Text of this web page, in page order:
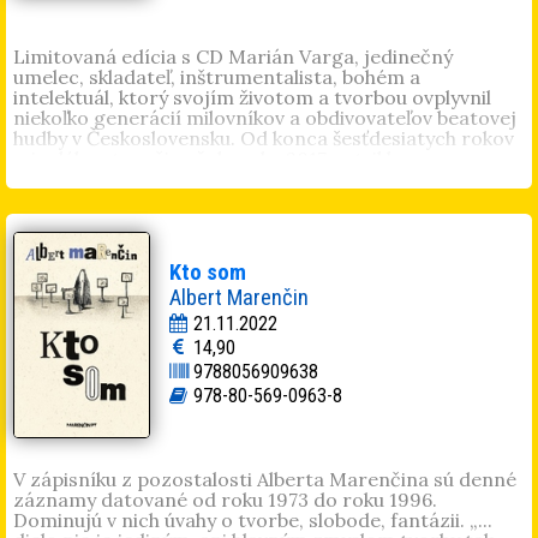
Limitovaná edícia s CD Marián Varga, jedinečný
umelec, skladateľ, inštrumentalista, bohém a
intelektuál, ktorý svojím životom a tvorbou ovplyvnil
niekoľko generácií milovníkov a obdivovateľov beatovej
hudby v Československu. Od konca šesťdesiatych rokov
a predovšetkým unikátny a nenapodobiteľný spôsob hry
na klávesových nástrojoch, umocnený jedinečnou a
nezameniteľnou melodikou, fascinoval všetkých, ktorí
ho mali možnosť zažiť na koncertoch a vystúpeniach.
KnihaHommage à Marián Vargapredstavuje
najikonickejšie fotografie Mariána Vargu od
sedemdesiatich piatich českých a slovenských
fotografov, ktoré boli vystavené v galérii Danubiana pri
príležitosti jeho nedožitých 75. narodenín. Takmer 300
fotografií zachytáva Mariána Vargu od 60. rokov
minulého storočia a sú doplnené jeho textami, citátmi z
rozhovorov a jeho biografiou.
Kto som
Albert Marenčin
21.11.2022
14,90
9788056909638
978-80-569-0963-8
V zápisníku z pozostalosti Alberta Marenčina sú denné
záznamy datované od roku 1973 do roku 1996.
Dominujú v nich úvahy o tvorbe, slobode, fantázii. „...